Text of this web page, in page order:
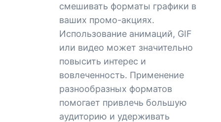
смешивать форматы графики в
ваших промо-акциях.
Использование анимаций, GIF
или видео может значительно
повысить интерес и
вовлеченность. Применение
разнообразных форматов
помогает привлечь большую
аудиторию и удерживать